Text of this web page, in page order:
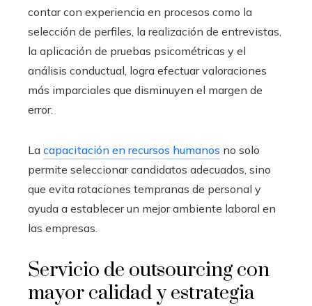
contar con experiencia en procesos como la
selección de perfiles, la realización de entrevistas,
la aplicación de pruebas psicométricas y el
análisis conductual, logra efectuar valoraciones
más imparciales que disminuyen el margen de
error.
La capacitación en recursos humanos no solo
permite seleccionar candidatos adecuados, sino
que evita rotaciones tempranas de personal y
ayuda a establecer un mejor ambiente laboral en
las empresas.
Servicio de outsourcing con
mayor calidad y estrategia